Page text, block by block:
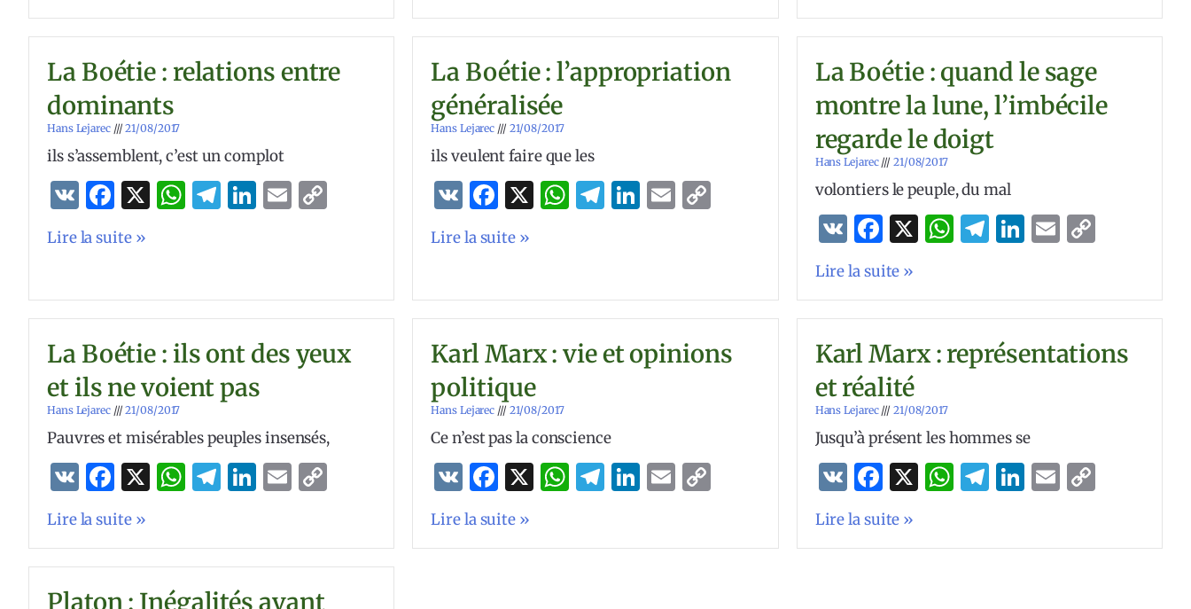
La Boétie : relations entre
dominants
Hans Lejarec 21/08/2017
ils s’assemblent, c’est un complot
VK Facebook
X WhatsApp
Telegram
LinkedIn
Email
Lire la suite »
La Boétie : l’appropriation
généralisée
Hans Lejarec 21/08/2017
ils veulent faire que les
VK Facebook
X WhatsApp
Telegram
LinkedIn
Email
Lire la suite »
La Boétie : quand le sage
montre la lune, l’imbécile
regarde le doigt
Hans Lejarec 21/08/2017
volontiers le peuple, du mal
VKFacebook
X WhatsApp
Telegram
LinkedIn
EmailCopy
Lire la suite »
La Boétie : ils ont des yeux
et ils ne voient pas
Hans Lejarec 21/08/2017
Pauvres et misérables peuples insensés,
VK Facebook
X WhatsApp
Telegram
LinkedIn
Email
Lire la suite »
Karl Marx : vie et opinions
politique
Hans Lejarec 21/08/2017
Ce n’est pas la conscience
VK Facebook
X WhatsApp
Telegram
LinkedIn
Email
Lire la suite »
Karl Marx : représentations
et réalité
Hans Lejarec 21/08/2017
Jusqu’à présent les hommes se
VKFacebook
X WhatsApp
Telegram
LinkedIn
EmailCopy
Lire la suite »
Platon : Inégalités avant